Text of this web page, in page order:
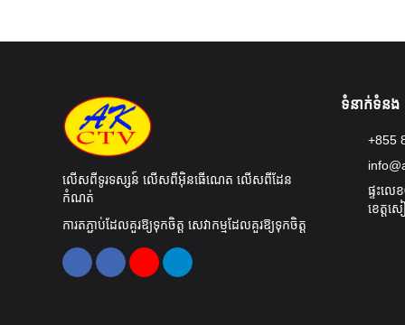
លើសពីទូរទស្សន៍ លើសពីអ៊ិនធើណេត លើសពីដែន
កំណត់
ការតភ្ជាប់ដែលគួរឱ្យទុកចិត្ត សេវាកម្មដែលគួរឱ្យទុកចិត្ត
ទំនាក់ទំនង
+855
ផ្ទះលេ
ខេត្តស